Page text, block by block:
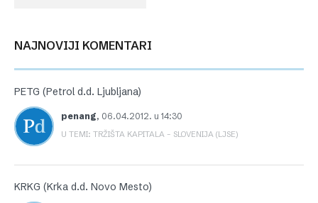
NAJNOVIJI KOMENTARI
PETG (Petrol d.d. Ljubljana)
penang, 06.04.2012. u 14:30
U TEMI: TRŽIŠTA KAPITALA – SLOVENIJA (LJSE)
KRKG (Krka d.d. Novo Mesto)